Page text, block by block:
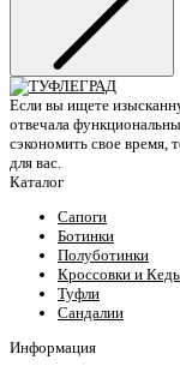
Если вы ищете
отвечала
сэкономить свое время,
для вас.
Каталог
Сапоги
Ботинки
Полуботинки
Кроссовки и
Туфли
Сандалии
Информация